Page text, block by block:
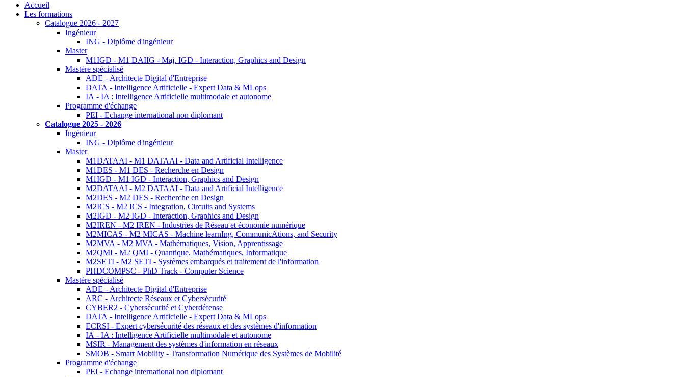
Accueil
Les formations
Catalogue 2026 - 2027
Ingénieur
ING - Diplôme d'ingénieur
Master
M1IGD - M1 DAIIG - Maj. IGD - Interaction, Graphics and Design
Mastère spécialisé
ADE - Architecte Digital d'Entreprise
DATA - Intelligence Artificielle - Expert Data & MLops
IA - IA : Intelligence Artificielle multimodale et autonome
Programme d'échange
PEI - Echange international non diplomant
Catalogue 2025 - 2026
Ingénieur
ING - Diplôme d'ingénieur
Master
M1DATAAI - M1 DATAAI - Data and Artificial Intelligence
M1DES - M1 DES - Recherche en Design
M1IGD - M1 IGD - Interaction, Graphics and Design
M2DATAAI - M2 DATAAI - Data and Artificial Intelligence
M2DES - M2 DES - Recherche en Design
M2ICS - M2 ICS - Integration, Circuits and Systems
M2IGD - M2 IGD - Interaction, Graphics and Design
M2IREN - M2 IREN - Industries de Réseau et économie numérique
M2MICAS - M2 MICAS - Machine learnIng, CommunicAtions, and Security
M2MVA - M2 MVA - Mathématiques, Vision, Apprentissage
M2QMI - M2 QMI - Quantique, Mathématiques, Informatique
M2SETI - M2 SETI - Systèmes embarqués et traitement de l'information
PHDCOMPSC - PhD Track - Computer Science
Mastère spécialisé
ADE - Architecte Digital d'Entreprise
ARC - Architecte Réseaux et Cybersécurité
CYBER2 - Cybersécurité et Cyberdéfense
DATA - Intelligence Artificielle - Expert Data & MLops
ECRSI - Expert cybersécurité des réseaux et des systèmes d'information
IA - IA : Intelligence Artificielle multimodale et autonome
MSIR - Management des systèmes d'information en réseaux
SMOB - Smart Mobility - Transformation Numérique des Systèmes de Mobilité
Programme d'échange
PEI - Echange international non diplomant